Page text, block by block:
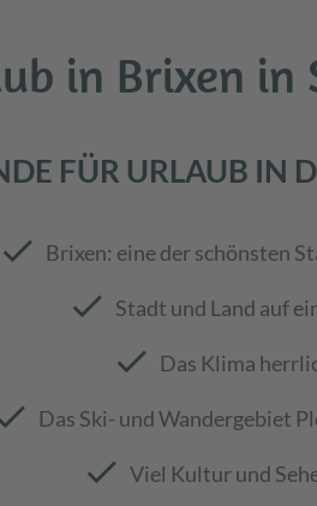
in Brixen in
FÜR URLAUB IN
Brixen: eine der schönsten
check Stadt und Land auf
check Das Klima
Das Ski- und Wandergebiet
check Viel Kultur und